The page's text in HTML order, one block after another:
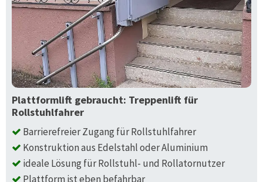
Plattformlift gebraucht: Treppenlift für
Rollstuhlfahrer
Barrierefreier Zugang für Rollstuhlfahrer
Konstruktion aus Edelstahl oder Aluminium
ideale Lösung für Rollstuhl- und Rollatornutzer
Plattform ist eben befahrbar